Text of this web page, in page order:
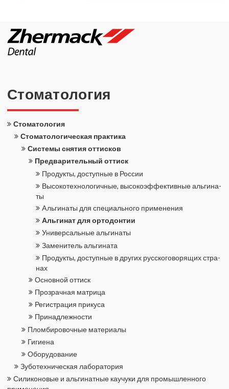
Сто­ма­то­ло­гия
Сто­ма­то­ло­гия
Сто­ма­то­ло­ги­че­ская прак­ти­ка
Си­сте­мы сня­тия от­тис­ков
Пред­ва­ри­тель­ный от­тиск
Про­дук­ты, до­ступ­ные в Рос­сии
Вы­со­ко­тех­но­ло­гич­ные, вы­со­ко­эф­фек­тив­ные аль­ги­на­
ты
Aльгинаты для спе­ци­аль­но­го при­ме­не­ния
Аль­ги­нат для ор­то­дон­тии
Уни­вер­саль­ные аль­ги­на­ты
За­ме­ни­тель аль­ги­на­та
Про­дук­ты, до­ступ­ные в дру­гих рус­ско­го­во­ря­щих стра­
нах
Ос­нов­ной от­тиск
Про­зрач­ная мат­ри­ца
Ре­ги­стра­ция при­ку­са
При­над­леж­но­сти
Плом­би­ро­воч­ные ма­те­ри­а­лы
Ги­ги­е­на
Обо­ру­до­ва­ние
Зу­бо­тех­ни­че­ская ла­бо­ра­то­рия
Си­ли­ко­но­вые и аль­ги­нат­ные ка­у­чу­ки для про­мыш­лен­но­го